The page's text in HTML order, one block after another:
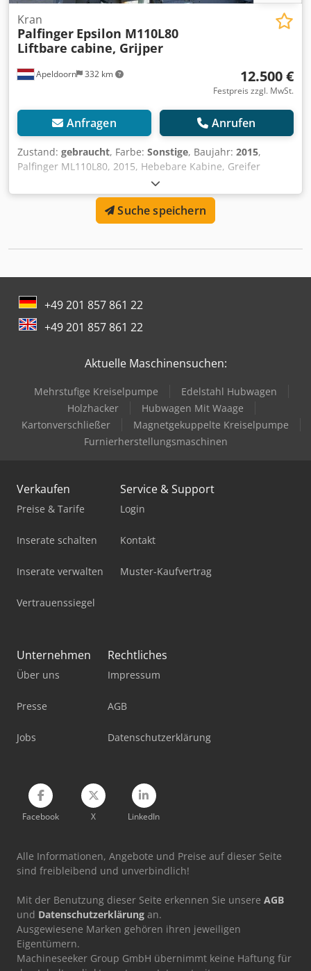
Apeldoorn 332 km
Kran
Palfinger Epsilon M110L80
Liftbare cabine, Grijper
12.500 €
Festpreis zzgl. MwSt.
Anfragen Anrufen
Zustand: gebraucht, Farbe: Sonstige, Baujahr: 2015,
Palfinger ML110L80, 2015, Hebebare Kabine, Greifer
Dkedpfxjyrd Ine Anrer = Weitere Informationen = Baujahr:
2015 = Firmeninformationen = Bankdaten: Rabobank-
Konto: 39.33.10.655 IBAN: NL73RABO0393310655 Schneller
Code: RABONL2U - Überprüfen Sie immer unsere
Fahrzeugen ist ohne Kaution nicht möglich. - Schreib- und
Suche speichern
+49 201 857 861 22
+49 201 857 861 22
Aktuelle Maschinensuchen:
Mehrstufige Kreiselpumpe
Edelstahl Hubwagen
Holzhacker
Hubwagen Mit Waage
Kartonverschließer
Magnetgekuppelte Kreiselpumpe
Furnierherstellungsmaschinen
Verkaufen
Preise & Tarife
Inserate schalten
Inserate verwalten
Vertrauenssiegel
Service & Support
Login
Kontakt
Muster-Kaufvertrag
Unternehmen
Über uns
Presse
Jobs
Rechtliches
Impressum
AGB
Datenschutzerklärung
Facebook X LinkedIn
Alle Informationen, Angebote und Preise auf dieser Seite
sind freibleibend und unverbindlich!
Mit der Benutzung dieser Seite erkennen Sie unsere AGB
und Datenschutzerklärung an.
Ausgewiesene Marken gehören ihren jeweiligen
Eigentümern.
Machineseeker Group GmbH übernimmt keine Haftung für